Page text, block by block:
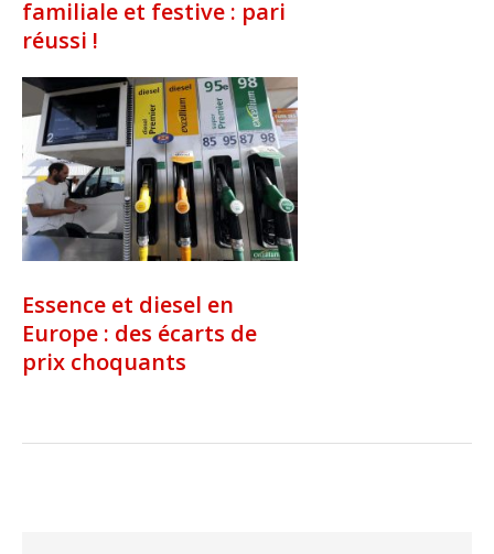
familiale et festive : pari
réussi !
Essence et diesel en
Europe : des écarts de
prix choquants